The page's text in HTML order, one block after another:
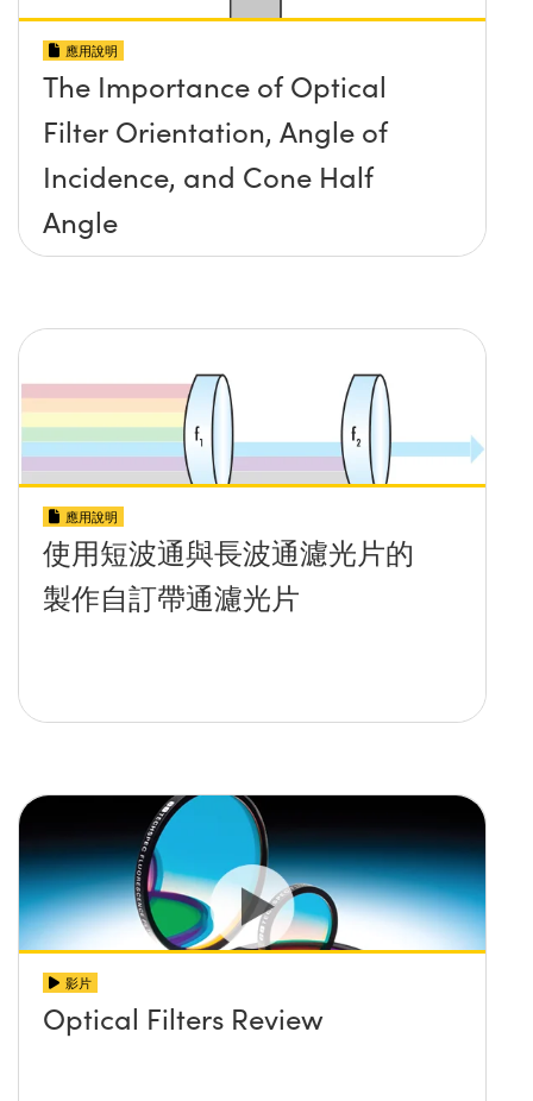
應用說明
The Importance of Optical
Filter Orientation, Angle of
Incidence, and Cone Half
Angle
應用說明
使用短波通與長波通濾光片的
製作自訂帶通濾光片
影片
Optical Filters Review